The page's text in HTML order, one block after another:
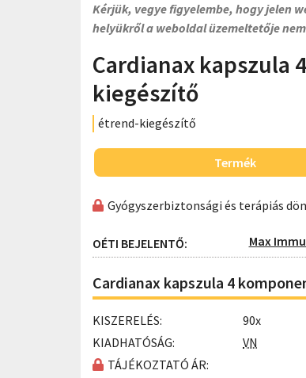
Kérjük, vegye figyelembe, hogy jelen
helyükről a weboldal üzemeltetője
Cardianax kapszula
kiegészítő
étrend-kiegészítő
Termék
Gyógyszerbiztonsági és terápiás
OÉTI BEJELENTŐ: Max
Cardianax kapszula 4
KISZERELÉS:
90x
KIADHATÓSÁG:
VN
TÁJÉKOZTATÓ ÁR: